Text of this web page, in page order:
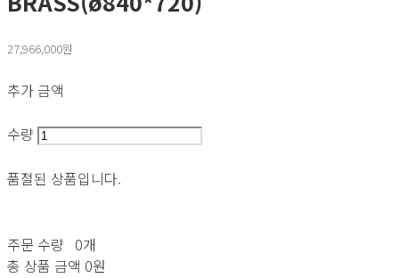
27,966,000원
추가 금액
수량
품절된 상품입니다.
주문 수량 0개
총 상품 금액 0원